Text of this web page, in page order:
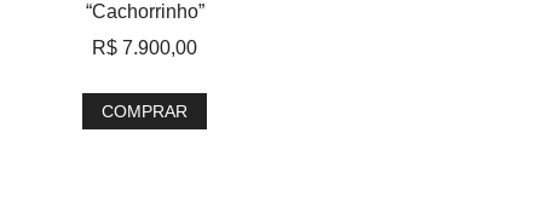
“Cachorrinho”
R$ 7.900,00
COMPRAR